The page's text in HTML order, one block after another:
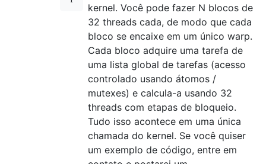
kernel. Você pode fazer N blocos de
32 threads cada, de modo que cada
bloco se encaixe em um único warp.
Cada bloco adquire uma tarefa de
uma lista global de tarefas (acesso
controlado usando átomos /
mutexes) e calcula-a usando 32
threads com etapas de bloqueio.
Tudo isso acontece em uma única
chamada do kernel. Se você quiser
um exemplo de código, entre em